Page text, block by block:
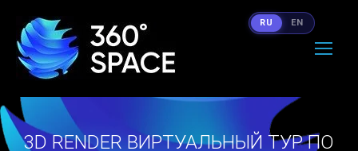
3D RENDER ВИРТУАЛЬНЫЙ ТУР ПО
RU EN